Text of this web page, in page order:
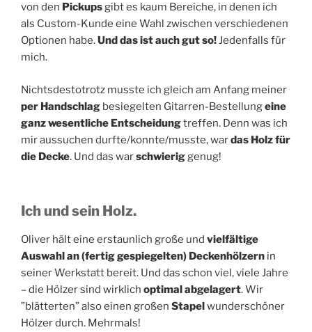
von den Pickupsgibt es kaum Bereiche, in denen ich
als Custom-Kunde eine Wahl zwischen verschiedenen
Optionen habe.Und das ist auch gut so!Jedenfalls für
mich.
Nichtsdestotrotz musste ich gleich am Anfang meiner
per Handschlag besiegelten Gitarren-Bestellungeine
ganz wesentliche Entscheidungtreffen. Denn was ich
mir aussuchen durfte/konnte/musste, wardas Holz für
die Decke. Und das warschwieriggenug!
Ich und sein Holz.
Oliver hält eine erstaunlich große und vielfältige
Auswahl an (fertig gespiegelten) Deckenhölzern in
seiner Werkstatt bereit. Und das schon viel, viele Jahre
– die Hölzer sind wirklich optimal abgelagert. Wir
”blätterten” also einen großen Stapel wunderschöner
Hölzer durch. Mehrmals!